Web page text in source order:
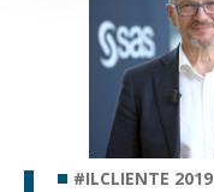
#ILCLIENTE 2019